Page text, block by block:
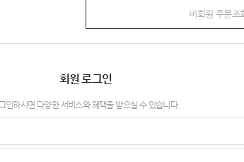
비회원 주문조
회원 로그인
인하시면 다양한 서비스와 혜택을 받으실 수 있습니다.